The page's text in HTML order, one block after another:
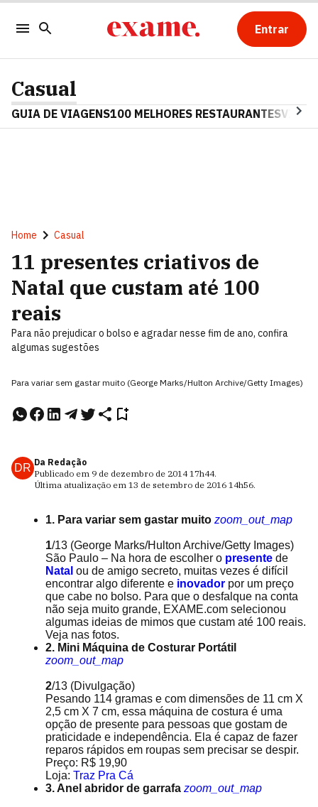
Entrar
Casual
GUIA DE VIAGENS100 MELHORES RESTAURANTES
Home Casual
11 presentes criativos de
Natal que custam até 100
reais
Para não prejudicar o bolso e agradar nesse fim de ano, confira
algumas sugestões
Para variar sem gastar muito (George Marks/Hulton Archive/Getty Images)
DR Da Redação
Publicado em 9 de dezembro de 2014 17h44.
Última atualização em 13 de setembro de 2016 14h56.
1. Para variar sem gastar muito zoom_out_map
1/13 (George Marks/Hulton Archive/Getty Images)
São Paulo – Na hora de escolher o presente de
Natal ou de amigo secreto, muitas vezes é difícil
encontrar algo diferente e inovador por um preço
que cabe no bolso. Para que o desfalque na conta
não seja muito grande, EXAME.com selecionou
algumas ideias de mimos que custam até 100 reais.
Veja nas fotos.
2. Mini Máquina de Costurar Portátil
zoom_out_map
2/13 (Divulgação)
Pesando 114 gramas e com dimensões de 11 cm X
2,5 cm X 7 cm, essa máquina de costura é uma
opção de presente para pessoas que gostam de
praticidade e independência. Ela é capaz de fazer
reparos rápidos em roupas sem precisar se despir.
Preço: R$ 19,90
Loja: Traz Pra Cá
3. Anel abridor de garrafa zoom_out_map